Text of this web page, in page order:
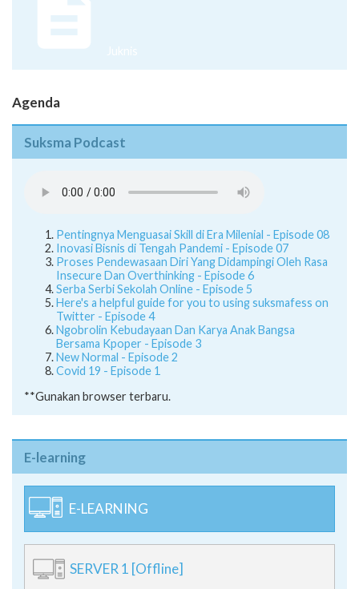
Juknis
Agenda
Suksma Podcast
Pentingnya Menguasai Skill di Era Milenial - Episode 08
Inovasi Bisnis di Tengah Pandemi - Episode 07
Proses Pendewasaan Diri Yang Didampingi Oleh Rasa
Insecure Dan Overthinking - Episode 6
Serba Serbi Sekolah Online - Episode 5
Here's a helpful guide for you to using suksmafess on
Twitter - Episode 4
Ngobrolin Kebudayaan Dan Karya Anak Bangsa
Bersama Kpoper - Episode 3
New Normal - Episode 2
Covid 19 - Episode 1
**Gunakan browser terbaru.
E-learning
E-LEARNING
SERVER 1 [Offline]